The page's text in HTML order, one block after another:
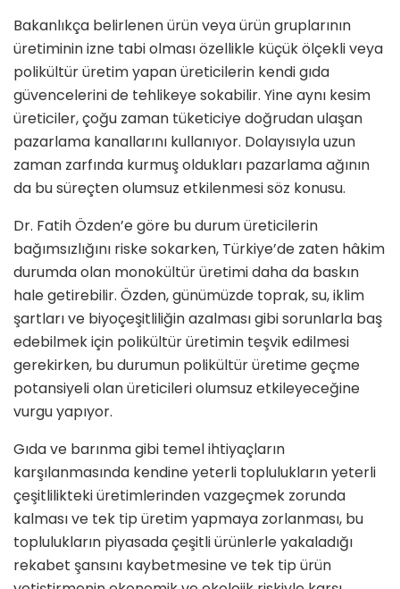
Bakanlıkça belirlenen ürün veya ürün gruplarının
üretiminin izne tabi olması özellikle küçük ölçekli veya
polikültür üretim yapan üreticilerin kendi gıda
güvencelerini de tehlikeye sokabilir. Yine aynı kesim
üreticiler, çoğu zaman tüketiciye doğrudan ulaşan
pazarlama kanallarını kullanıyor. Dolayısıyla uzun
zaman zarfında kurmuş oldukları pazarlama ağının
da bu süreçten olumsuz etkilenmesi söz konusu.
Dr. Fatih Özden’e göre bu durum üreticilerin
bağımsızlığını riske sokarken, Türkiye’de zaten hâkim
durumda olan monokültür üretimi daha da baskın
hale getirebilir. Özden, günümüzde toprak, su, iklim
şartları ve biyoçeşitliliğin azalması gibi sorunlarla baş
edebilmek için polikültür üretimin teşvik edilmesi
gerekirken, bu durumun polikültür üretime geçme
potansiyeli olan üreticileri olumsuz etkileyeceğine
vurgu yapıyor.
Gıda ve barınma gibi temel ihtiyaçların
karşılanmasında kendine yeterli toplulukların yeterli
çeşitlilikteki üretimlerinden vazgeçmek zorunda
kalması ve tek tip üretim yapmaya zorlanması, bu
toplulukların piyasada çeşitli ürünlerle yakaladığı
rekabet şansını kaybetmesine ve tek tip ürün